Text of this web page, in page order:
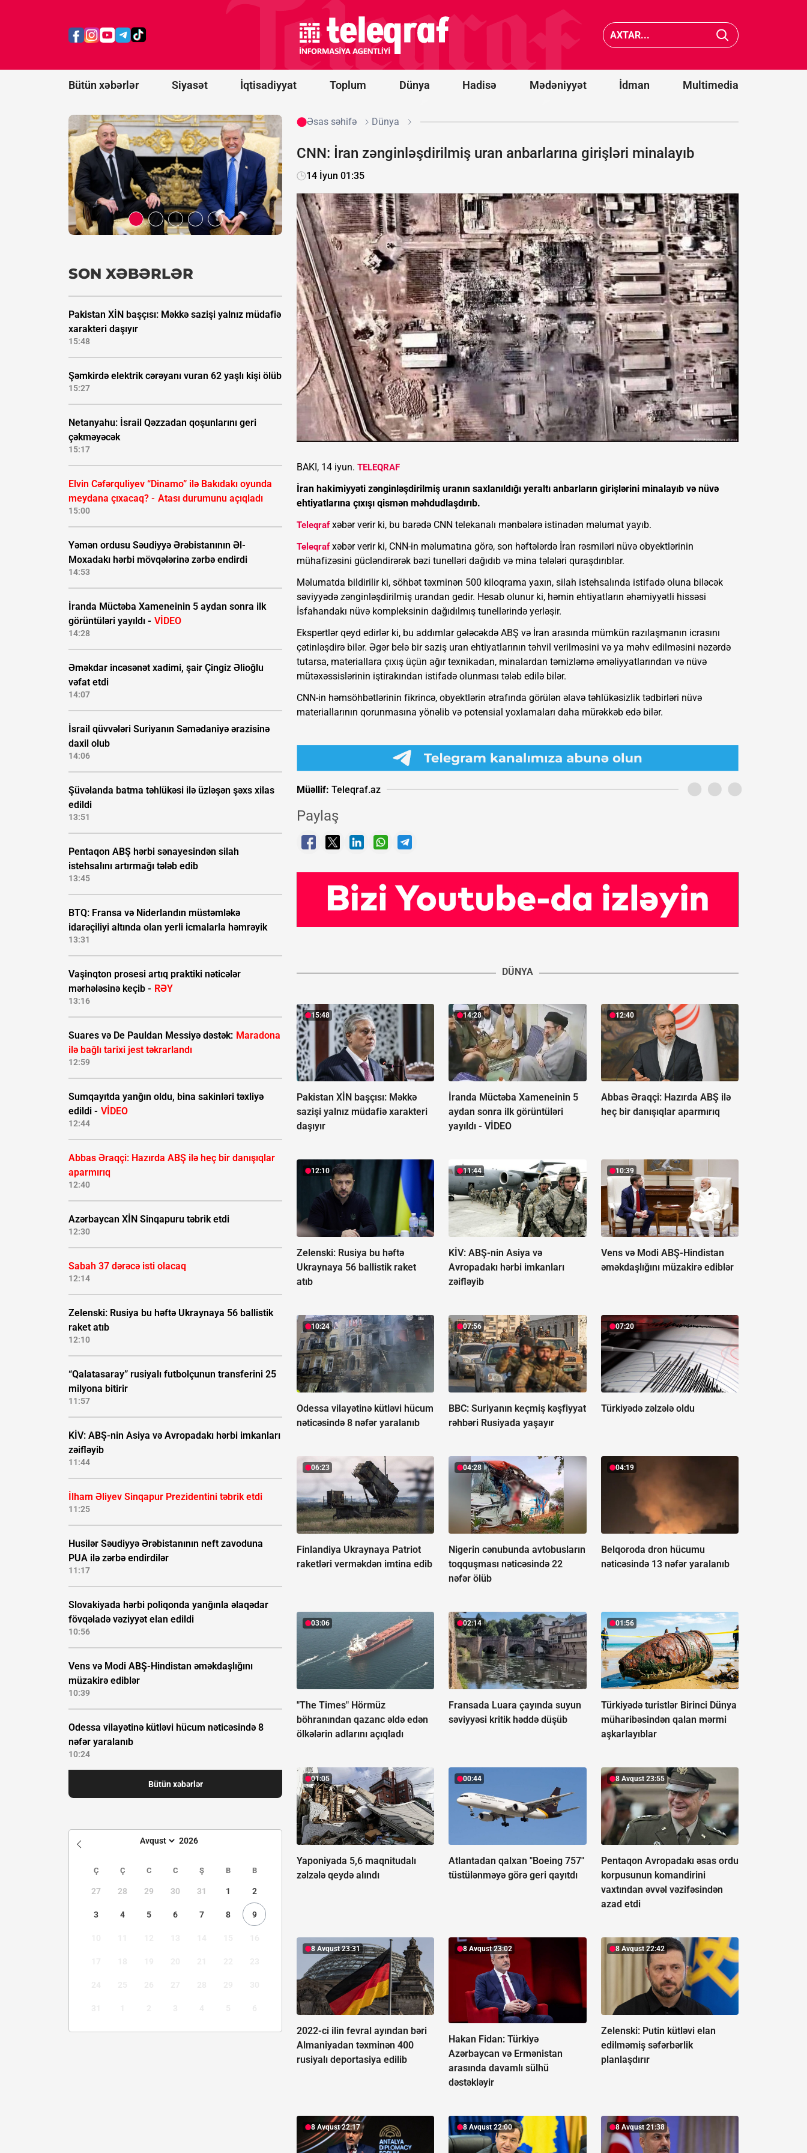
Bütün xəbərlər Siyasət İqtisadiyyat Toplum Dünya Hadisə Mədəniyyət İdman Multimedia
praktiki
keçib -
RƏY
Vens və Modi
ABŞ-
Hindistan
əməkdaşlığını
müzakirə
cənubunda
avtobusların
toqquşması
nəticəsində
ölüb
SON XƏBƏRLƏR
Pakistan XİN başçısı: Məkkə sazişi yalnız müdafiə
xarakteri daşıyır
15:48
Şəmkirdə elektrik cərəyanı vuran 62 yaşlı kişi ölüb
15:27
Netanyahu: İsrail Qəzzadan qoşunlarını geri
çəkməyəcək
15:17
Elvin Cəfərquliyev “Dinamo” ilə Bakıdakı oyunda
meydana çıxacaq? - Atası durumunu açıqladı
15:00
Yəmən ordusu Səudiyyə Ərəbistanının Əl-
Moxadakı hərbi mövqələrinə zərbə endirdi
14:53
İranda Müctəba Xameneinin 5 aydan sonra ilk
görüntüləri yayıldı - VİDEO
14:28
Əməkdar incəsənət xadimi, şair Çingiz Əlioğlu
vəfat etdi
14:07
İsrail qüvvələri Suriyanın Səmədaniyə ərazisinə
daxil olub
14:06
Şüvəlanda batma təhlükəsi ilə üzləşən şəxs xilas
edildi
13:51
Pentaqon ABŞ hərbi sənayesindən silah
istehsalını artırmağı tələb edib
13:45
BTQ: Fransa və Niderlandın müstəmləkə
idarəçiliyi altında olan yerli icmalarla həmrəyik
13:31
Vaşinqton prosesi artıq praktiki nəticələr
mərhələsinə keçib - RƏY
13:16
Suares və De Pauldan Messiyə dəstək: Maradona
ilə bağlı tarixi jest təkrarlandı
12:59
Sumqayıtda yanğın oldu, bina sakinləri təxliyə
edildi - VİDEO
12:44
Abbas Əraqçi: Hazırda ABŞ ilə heç bir danışıqlar
aparmırıq
12:40
Azərbaycan XİN Sinqapuru təbrik etdi
12:30
Sabah 37 dərəcə isti olacaq
12:14
Zelenski: Rusiya bu həftə Ukraynaya 56 ballistik
raket atıb
12:10
“Qalatasaray” rusiyalı futbolçunun transferini 25
milyona bitirir
11:57
KİV: ABŞ-nin Asiya və Avropadakı hərbi imkanları
zəifləyib
11:44
İlham Əliyev Sinqapur Prezidentini təbrik etdi
11:25
Husilər Səudiyyə Ərəbistanının neft zavoduna
PUA ilə zərbə endirdilər
11:17
Slovakiyada hərbi poliqonda yanğınla əlaqədar
fövqəladə vəziyyət elan edildi
10:56
Vens və Modi ABŞ-Hindistan əməkdaşlığını
müzakirə ediblər
10:39
Odessa vilayətinə kütləvi hücum nəticəsində 8
nəfər yaralanıb
10:24
Bütün xəbərlər
Ç Ç C C Ş B B
27 28 29 30 31 1 2
3 4 5 6 7 8 9
Əsas səhifə Dünya
CNN: İran zənginləşdirilmiş uran anbarlarına girişləri minalayıb
14 İyun 01:35
BAKI, 14 iyun. TELEQRAF
İran hakimiyyəti zənginləşdirilmiş uranın saxlanıldığı yeraltı anbarların girişlərini minalayıb və nüvə
ehtiyatlarına çıxışı qismən məhdudlaşdırıb.
Teleqrafxəbər verir ki, bu barədə CNN telekanalı mənbələrə istinadən məlumat yayıb.
Teleqrafxəbər verir ki, CNN-in məlumatına görə, son həftələrdə İran rəsmiləri nüvə obyektlərinin
mühafizəsini gücləndirərək bəzi tunelləri dağıdıb və mina tələləri quraşdırıblar.
Məlumatda bildirilir ki, söhbət təxminən 500 kiloqrama yaxın, silah istehsalında istifadə oluna biləcək
səviyyədə zənginləşdirilmiş urandan gedir. Hesab olunur ki, həmin ehtiyatların əhəmiyyətli hissəsi
İsfahandakı nüvə kompleksinin dağıdılmış tunellərində yerləşir.
Ekspertlər qeyd edirlər ki, bu addımlar gələcəkdə ABŞ və İran arasında mümkün razılaşmanın icrasını
çətinləşdirə bilər. Əgər belə bir saziş uran ehtiyatlarının təhvil verilməsini və ya məhv edilməsini nəzərdə
tutarsa, materiallara çıxış üçün ağır texnikadan, minalardan təmizləmə əməliyyatlarından və nüvə
mütəxəssislərinin iştirakından istifadə olunması tələb edilə bilər.
CNN-in həmsöhbətlərinin fikrincə, obyektlərin ətrafında görülən əlavə təhlükəsizlik tədbirləri nüvə
materiallarının qorunmasına yönəlib və potensial yoxlamaları daha mürəkkəb edə bilər.
Müəllif: Teleqraf.az
Paylaş
DÜNYA
15:48
Pakistan XİN başçısı: Məkkə
sazişi yalnız müdafiə xarakteri
daşıyır
14:28
İranda Müctəba Xameneinin 5
aydan sonra ilk görüntüləri
yayıldı -VİDEO
12:40
Abbas Əraqçi: Hazırda ABŞ ilə
heç bir danışıqlar aparmırıq
12:10
Zelenski: Rusiya bu həftə
Ukraynaya 56 ballistik raket
atıb
11:44
KİV: ABŞ-nin Asiya və
Avropadakı hərbi imkanları
zəifləyib
10:39
Vens və Modi ABŞ-Hindistan
əməkdaşlığını müzakirə ediblər
10:24
Odessa vilayətinə kütləvi hücum
nəticəsində 8 nəfər yaralanıb
07:56
BBC: Suriyanın keçmiş kəşfiyyat
rəhbəri Rusiyada yaşayır
07:20
Türkiyədə zəlzələ oldu
06:23
Finlandiya Ukraynaya Patriot
raketləri verməkdən imtina edib
04:28
Nigerin cənubunda avtobusların
toqquşması nəticəsində 22
nəfər ölüb
04:19
Belqoroda dron hücumu
nəticəsində 13 nəfər yaralanıb
03:06
"The Times" Hörmüz
böhranından qazanc əldə edən
ölkələrin adlarını açıqladı
02:14
Fransada Luara çayında suyun
səviyyəsi kritik həddə düşüb
01:56
Türkiyədə turistlər Birinci Dünya
müharibəsindən qalan mərmi
aşkarlayıblar
01:05
Yaponiyada 5,6 maqnitudalı
zəlzələ qeydə alındı
00:44
Atlantadan qalxan "Boeing 757"
tüstülənməyə görə geri qayıtdı
8 Avqust 23:55
Pentaqon Avropadakı əsas ordu
korpusunun komandirini
vaxtından əvvəl vəzifəsindən
azad etdi
8 Avqust 23:31
2022-ci ilin fevral ayından bəri
Almaniyadan təxminən 400
rusiyalı deportasiya edilib
8 Avqust 23:02
Hakan Fidan: Türkiyə
Azərbaycan və Ermənistan
arasında davamlı sülhü
dəstəkləyir
8 Avqust 22:42
Zelenski: Putin kütləvi elan
edilməmiş səfərbərlik
planlaşdırır
8 Avqust 22:17 8 Avqust 22:00 8 Avqust 21:38